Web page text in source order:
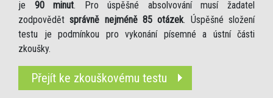
je 90 minut. Pro úspěšné absolvování musí žadatel
zodpovědětsprávně nejméně 85 otázek. Úspěšné složení
testu je podmínkou pro vykonání písemné a ústní části
zkoušky.
Přejít ke zkouškovému testu